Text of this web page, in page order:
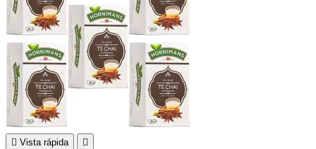
 Vista rápida 